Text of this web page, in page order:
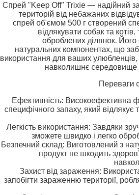
Спрей "Keep Off" Trixie — надійний
територій від небажаних
спрей об'ємом 500 г створений
відлякувати собак та
оброблених ділянок.
натуральних компонентах, що
використання для ваших
навколишнє середовище
Переваги
Ефективність: Високоефективна
специфічного запаху, який
Легкість використання: Завдяки
зможете швидко і легко
Безпечний склад: Виготовлений з
продукт не шкодить
Захист від зараження:
запобігти зараженню території,